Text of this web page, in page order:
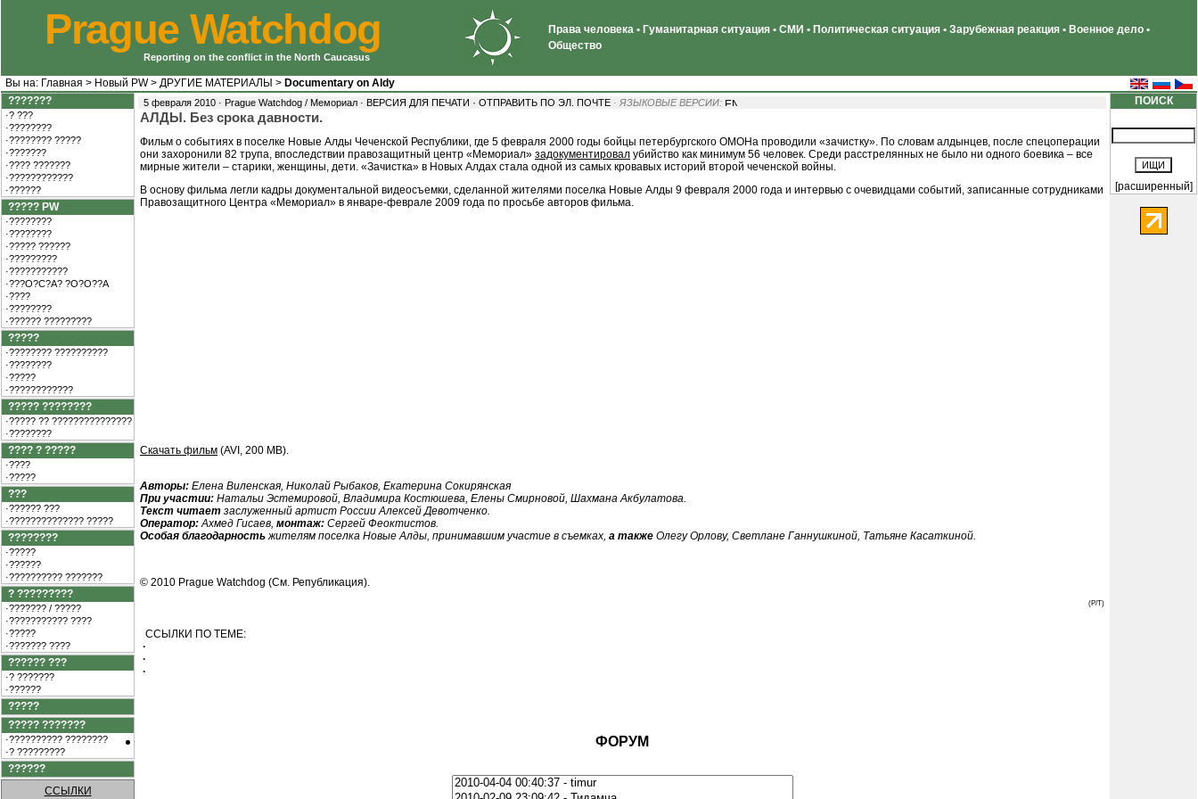
Prague Watchdog
Reporting on the conflict in the North Caucasus
Права человека • Гуманитарная ситуация • СМИ • Политическая ситуация • Зарубежная реакция • Военное дело •
Общество
Вы на: Главная > Новый PW> ДРУГИЕ МАТЕРИАЛЫ > Documentary on Aldy
???????
·? ???
·????????
·???????? ?????
·???????
·???? ???????
·????????????
·??????
????? PW
·????????
·????????
·????? ??????
·?????????
·???????????
·???O?C?A? ?O?O??A
·????
·????????
·?????? ?????????
?????
·???????? ??????????
·????????
·?????
·????????????
????? ????????
·????? ?? ???????????????
·????????
???? ? ?????
·????
·?????
???
·?????? ???
·?????????????? ?????
????????
·?????
·??????
·?????????? ???????
? ?????????
·??????? / ?????
·??????????? ????
·?????
·??????? ????
?????? ???
·? ???????
·??????
?????
????? ???????
·?????????? ????????
·? ?????????
??????
ССЫЛКИ
5 февраля 2010 · Prague Watchdog / Мемориал · ВЕРСИЯ ДЛЯ ПЕЧАТИ · ОТПРАВИТЬ ПО ЭЛ. ПОЧТЕ · ЯЗЫКОВЫЕ ВЕРСИИ:
АЛДЫ. Без срока давности.
Фильм о событиях в поселке Новые Алды Чеченской Республики, где 5 февраля 2000 годы бойцы петербургского ОМОНа проводили «зачистку». По словам алдынцев, после спецоперации
они захоронили 82 трупа, впоследствии правозащитный центр «Мемориал» задокументировал убийство как минимум 56 человек. Среди расстрелянных не было ни одного боевика – все
мирные жители – старики, женщины, дети. «Зачистка» в Новых Алдах стала одной из самых кровавых историй второй чеченской войны.
В основу фильма легли кадры документальной видеосъемки, сделанной жителями поселка Новые Алды 9 февраля 2000 года и интервью с очевидцами событий, записанные сотрудниками
Правозащитного Центра «Мемориал» в январе-феврале 2009 года по просьбе авторов фильма.
Скачать фильм (AVI, 200 MB).
Aвторы: Елена Виленская, Николай Рыбаков, Екатерина Сокирянская
При участии: Натальи Эстемировой, Владимира Костюшева, Елены Смирновой, Шахмана Акбулатова.
Текст читает заслуженный артист России Алексей Девотченко.
Оператор:Ахмед Гисаев, монтаж: Сергей Феоктистов.
Особая благодарностьжителям поселка Новые Алды, принимавшим участие в съемках, а также Олегу Орлову, Светлане Ганнушкиной, Татьяне Касаткиной.
© 2010 Prague Watchdog (См. Републикация).
(P/T)
ССЫЛКИ ПО ТЕМЕ:
·
·
·
ФОРУМ
ПОИСК
[расширенный]